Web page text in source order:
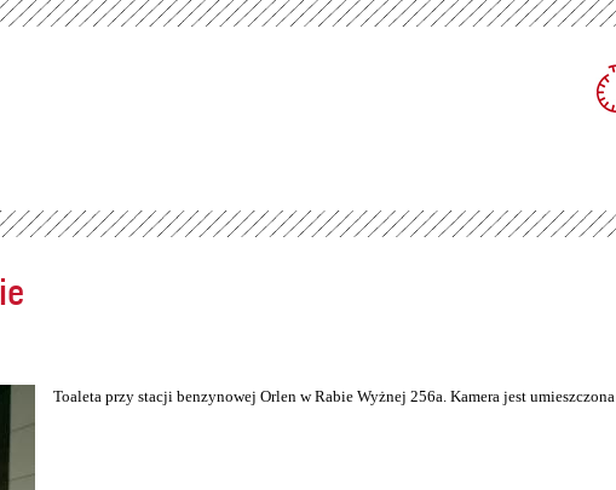
Przejdź
Toaleta przy stacji benzynowej Orlen w Rabie Wyżnej 256a. Kamera jest